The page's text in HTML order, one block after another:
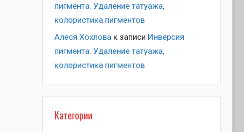
пигмента. Удаление татуажа,
колористика пигментов
Алеся Хохловак записи Инверсия
пигмента. Удаление татуажа,
колористика пигментов
Категории